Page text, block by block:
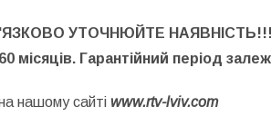
УТОЧНЮЙТЕ НАЯВНІСТЬ!!!
Гарантійний період
нашому сайті www.rtv-lviv.com